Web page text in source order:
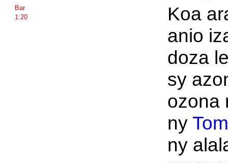
Bar
1:20
Koa
anio
doza
sy
ozona
ny
ny